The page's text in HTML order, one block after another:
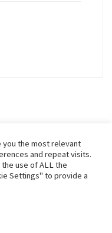
los derechos reservados
el Tema Customizr
the most relevant
and repeat visits.
the use of ALL the
Settings" to provide a